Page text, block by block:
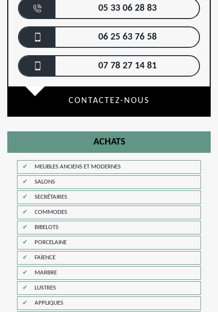
05 33 06 28 83
06 25 63 76 58
07 78 27 14 81
CONTACTEZ-NOUS
ACHATS
MEUBLES ANCIENS ET MODERNES
SALONS
SECRÉTAIRES
COMMODES
BIBELOTS
PORCELAINE
FAÏENCE
MARBRE
LUSTRES
APPLIQUES